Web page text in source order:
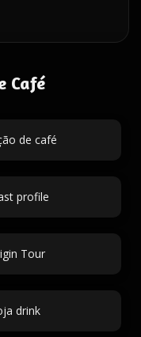
Café
de café
profile
Tour
drink